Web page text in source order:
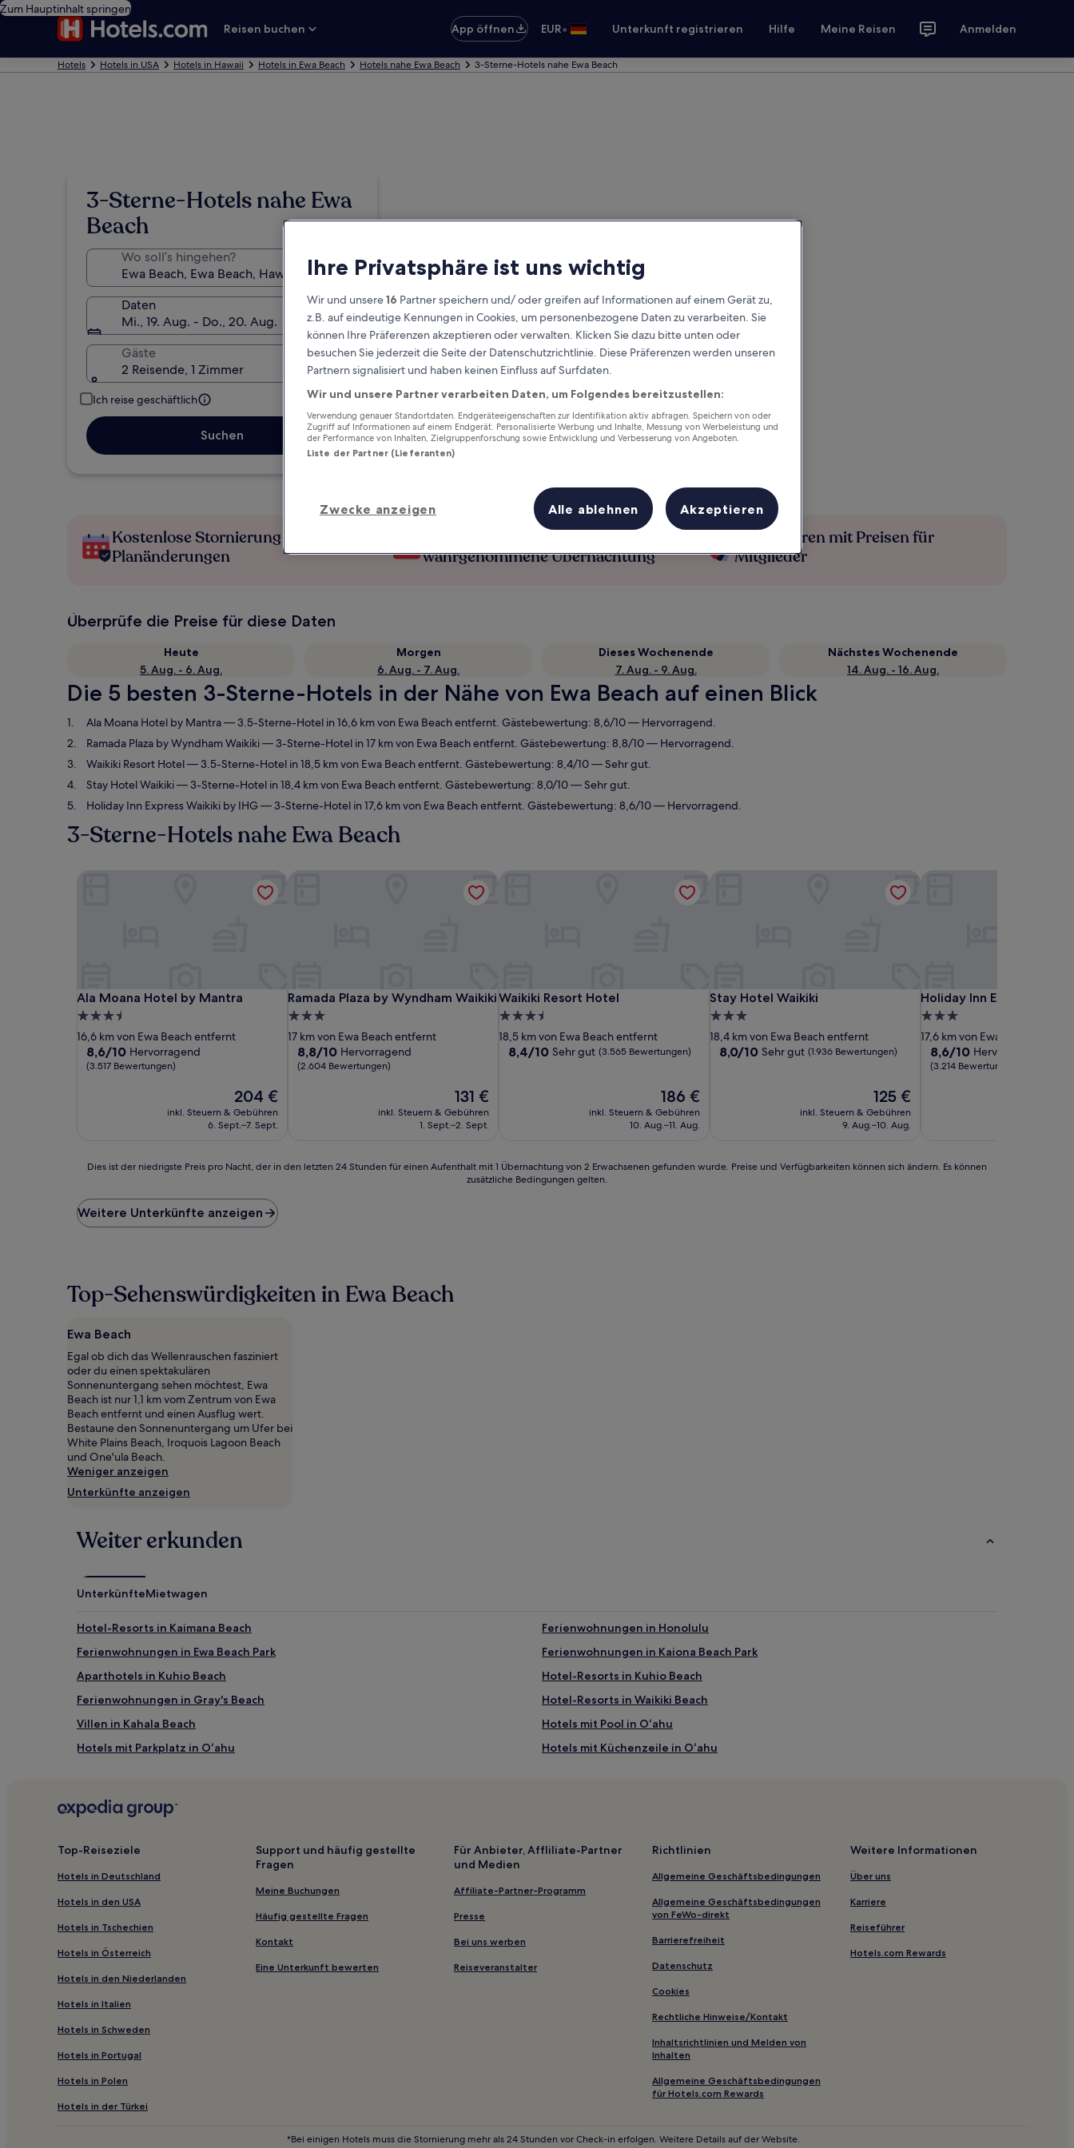
Zum Hauptinhalt springen
Reisen buchen
App öffnen EUR• Unterkunft registrieren Hilfe Meine Reisen Anmelden
Hotels Hotels in USA Hotels in Hawaii Hotels in Ewa Beach Hotels nahe Ewa Beach 3-Sterne-Hotels nahe Ewa Beach
3-Sterne-Hotels nahe Ewa
Beach
Wo soll’s hingehen?
Daten
Mi., 19. Aug. - Do., 20. Aug.
Gäste
2 Reisende, 1 Zimmer
Ich reise geschäftlich
Suchen
Kostenlose Stornierung bei
Planänderungen
wahrgenommene Übernachtung
Mehr sparen mit Preisen für
Mitglieder
Überprüfe die Preise für diese Daten
Heute
5. Aug. - 6. Aug.
Morgen
6. Aug. - 7. Aug.
Dieses Wochenende
7. Aug. - 9. Aug.
Nächstes Wochenende
14. Aug. - 16. Aug.
Die 5 besten 3-Sterne-Hotels in der Nähe von Ewa Beach auf einen Blick
Ala Moana Hotel by Mantra— 3.5-Sterne-Hotel in 16,6 km von Ewa Beach entfernt. Gästebewertung: 8,6/10 — Hervorragend.
Ramada Plaza by Wyndham Waikiki— 3-Sterne-Hotel in 17 km von Ewa Beach entfernt. Gästebewertung: 8,8/10 — Hervorragend.
Waikiki Resort Hotel— 3.5-Sterne-Hotel in 18,5 km von Ewa Beach entfernt. Gästebewertung: 8,4/10 — Sehr gut.
Stay Hotel Waikiki— 3-Sterne-Hotel in 18,4 km von Ewa Beach entfernt. Gästebewertung: 8,0/10 — Sehr gut.
Holiday Inn Express Waikiki by IHG— 3-Sterne-Hotel in 17,6 km von Ewa Beach entfernt. Gästebewertung: 8,6/10 — Hervorragend.
3-Sterne-Hotels nahe Ewa Beach
Ala Moana Hotel by Mantra
Ala Moana Hotel by Mantra
3.5-
Sterne-
Unterkunft
16,6 km von Ewa Beach entfernt
8.6
von
8,6/10 Hervorragend
(3.517 Bewertungen)
Der
Preis
beträgt
204 €
inkl. Steuern & Gebühren
6. Sept.–7. Sept.
Ramada Plaza by Wyndham Waikiki
Ramada Plaza by Wyndham Waikiki
3.0-
Sterne-
Unterkunft
17 km von Ewa Beach entfernt
8.8
von
8,8/10 Hervorragend
(2.604 Bewertungen)
Der
Preis
beträgt
131 €
inkl. Steuern & Gebühren
1. Sept.–2. Sept.
Ramada Plaza by Wyndham Waikiki
Waikiki Resort Hotel
Waikiki Resort Hotel
3.5-
Sterne-
Unterkunft
18,5 km von Ewa Beach entfernt
8.4
8,4/10 Sehr gut (3.565 Bewertungen)
Der
Preis
beträgt
186 €
inkl. Steuern & Gebühren
10. Aug.–11. Aug.
Stay Hotel Waikiki
Stay Hotel Waikiki
3.0-
Sterne-
Unterkunft
18,4 km von Ewa Beach entfernt
8.0
8,0/10 Sehr gut (1.936 Bewertungen)
Der
Preis
beträgt
125 €
inkl. Steuern & Gebühren
9. Aug.–10. Aug.
Holiday Inn Express
Holiday Inn Express
3.0-
Sterne-
Unterkunft
17,6 km von Ewa Beach
8.6
von
8,6/10 Hervorragend
(3.214 Bewertungen)
Dies
niedrigste
Preis
den
letzten
für
einen
Aufenthalt
mit
1 Übernachtung
von
2 Erwachsenen
gefunden
wurde.
Preise
Verfügbarkeiten
ändern.
Bedingungen
Dies ist der niedrigste Preis pro Nacht, der in den letzten 24 Stunden für einen Aufenthalt mit 1 Übernachtung von 2 Erwachsenen gefunden wurde. Preise und Verfügbarkeiten können sich ändern. Es können
zusätzliche Bedingungen gelten.
Weitere Unterkünfte anzeigen
Top-Sehenswürdigkeiten in Ewa Beach
Ewa Beach
Egal ob dich das Wellenrauschen fasziniert
oder du einen spektakulären
Sonnenuntergang sehen möchtest, Ewa
Beach ist nur 1,1 km vom Zentrum von Ewa
Beach entfernt und einen Ausflug wert.
Bestaune den Sonnenuntergang um Ufer bei
White Plains Beach, Iroquois Lagoon Beach
und One'ula Beach.
Weniger anzeigen
Unterkünfte anzeigen
Weiter erkunden
UnterkünfteMietwagen
Hotel-Resorts in Kaimana Beach
Ferienwohnungen in Honolulu
Ferienwohnungen in Ewa Beach Park
Ferienwohnungen in Kaiona Beach Park
Aparthotels in Kuhio Beach
Hotel-Resorts in Kuhio Beach
Ferienwohnungen in Gray's Beach
Hotel-Resorts in Waikiki Beach
Villen in Kahala Beach
Hotels mit Pool in Oʻahu
Hotels mit Parkplatz in Oʻahu
Hotels mit Küchenzeile in Oʻahu
Hotels mit Wellnessbereich nahe Sans Souci Beach
Hotels mit inbegriffenem Frühstück nahe Bellows Field Beach Park
Familien nahe Bellows Field Beach Park
Haustierfreundliche nahe Duke Kahanamoku Beach
Lgbtqia-Freundliche nahe Hauʻula Beach Park
Business in Kapolei
Strand nahe Makaha Beach Park
Hotels mit Fitnessbereich nahe Makaha Beach Park
Hotels mit Parkplatz nahe Ewa Beach Park
Luxus nahe Kaiaka Bay Beach Park
Hotels mit Pool nahe Kaiaka Bay Beach Park
Golf nahe Kaimana Beach
Lgbtqia-Freundliche in Honolulu
Hotels mit inbegriffenem Frühstück in Honolulu
Strand nahe Kuhio Beach
3-Sterne-Hotels in Kaanapali
3-Sterne-Hotels in Waikiki Beach
3-Sterne-Hotels in Laniakea Beach
2-Sterne-Hotels in Laniakea Beach
2-Sterne-Hotels in Makaha Beach Park
Top-Reiseziele
Hotels in Deutschland
Hotels in den USA
Hotels in Tschechien
Hotels in Österreich
Hotels in den Niederlanden
Hotels in Italien
Hotels in Schweden
Hotels in Portugal
Hotels in Polen
Hotels in der Türkei
Support und häufig gestellte
Fragen
Meine Buchungen
Häufig gestellte Fragen
Kontakt
Eine Unterkunft bewerten
Für Anbieter, Affliliate-Partner
und Medien
Affiliate-Partner-Programm
Presse
Bei uns werben
Reiseveranstalter
Richtlinien
Allgemeine Geschäftsbedingungen
Allgemeine Geschäftsbedingungen
von FeWo-direkt
Barrierefreiheit
Datenschutz
Cookies
Rechtliche Hinweise/Kontakt
Inhaltsrichtlinien und Melden von
Inhalten
Allgemeine Geschäftsbedingungen
für Hotels.com Rewards
Weitere Informationen
Über uns
Karriere
Reiseführer
Hotels.com Rewards
*Bei einigen Hotels muss die Stornierung mehr als 24 Stunden vor Check-in erfolgen. Weitere Details auf der Website.
Ihre Privatsphäre ist uns wichtig
Wir und unsere16 Partner speichern und/ oder greifen auf Informationen auf einem Gerät zu,
z.B. auf eindeutige Kennungen in Cookies, um personenbezogene Daten zu verarbeiten. Sie
können Ihre Präferenzen akzeptieren oder verwalten. Klicken Sie dazu bitte unten oder
besuchen Sie jederzeit die Seite der Datenschutzrichtlinie. Diese Präferenzen werden unseren
Partnern signalisiert und haben keinen Einfluss auf Surfdaten.
Wir und unsere Partner verarbeiten Daten, um Folgendes bereitzustellen:
Verwendung genauer Standortdaten. Endgeräteeigenschaften zur Identifikation aktiv abfragen. Speichern von oder
Zugriff auf Informationen auf einem Endgerät. Personalisierte Werbung und Inhalte, Messung von Werbeleistung und
der Performance von Inhalten, Zielgruppenforschung sowie Entwicklung und Verbesserung von Angeboten.
Liste der Partner (Lieferanten)
Zwecke anzeigen Alle ablehnen Akzeptieren